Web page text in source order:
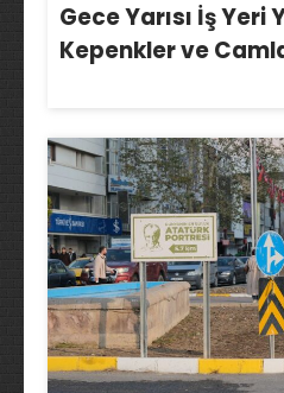
Gece Yarısı İş Yeri
Kepenkler ve